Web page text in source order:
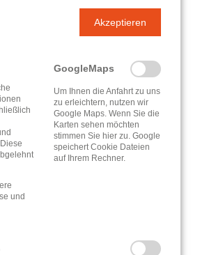
für maximal sieben Tage
sie anonymisiert. Länger
über Zugriffe, die für die
Angriffen und Störungen
Daten zusammen mit anderen
Daten findet nicht statt.
vorübergehende Speicherung der
Art. 6 Abs. 1 lit. e DS-GVO, §3 Abs.
mit § 2, 4 und 6 HessBiblG.
Daten zur Bereitstellung der
der Daten in Logfiles für
zwingend erforderlich ist,
Akzeptieren
und
GoogleMaps
Um Ihnen die Anfahrt zu uns
zu erleichtern, nutzen wir
Google Maps. Wenn Sie die
Karten sehen möchten
stimmen Sie hier zu. Google
speichert Cookie Dateien
auf Ihrem Rechner.